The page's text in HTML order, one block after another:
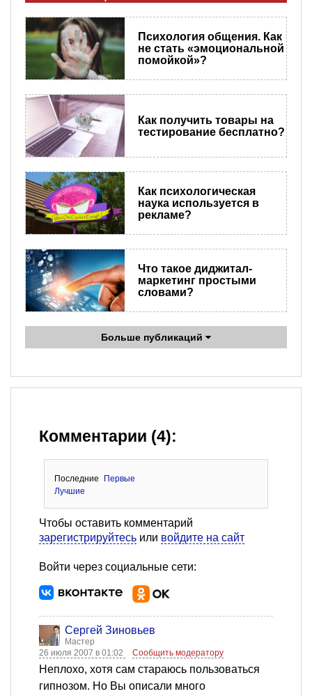
Психология общения. Как
не стать «эмоциональной
помойкой»?
Как получить товары на
тестирование бесплатно?
Как психологическая
наука используется в
рекламе?
Что такое диджитал-
маркетинг простыми
словами?
Больше публикаций
Комментарии (4):
Последние
Первые
Лучшие
Чтобы оставить комментарий
зарегистрируйтесь или войдите на сайт
Войти через социальные сети:
Сергей Зиновьев
Мастер
26 июля 2007 в 01:02
Сообщить модератору
Неплохо, хотя сам стараюсь пользоваться
гипнозом. Но Вы описали много